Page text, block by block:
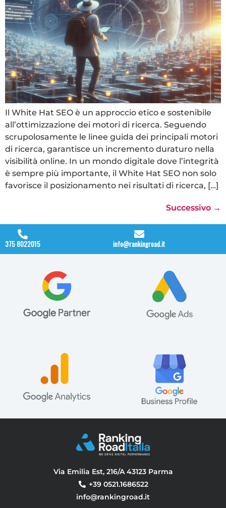
Il White Hat SEO è un approccio etico e sostenibile
all’ottimizzazione dei motori di ricerca. Seguendo
scrupolosamente le linee guida dei principali motori
di ricerca, garantisce un incremento duraturo nella
visibilità online. In un mondo digitale dove l’integrità
è sempre più importante, il White Hat SEO non solo
favorisce il posizionamento nei risultati di ricerca, […]
Successivo →
375 8022015 info@rankingroad.it
Via Emilia Est, 216/A 43123 Parma
+39 0521.1686522
info@rankingroad.it